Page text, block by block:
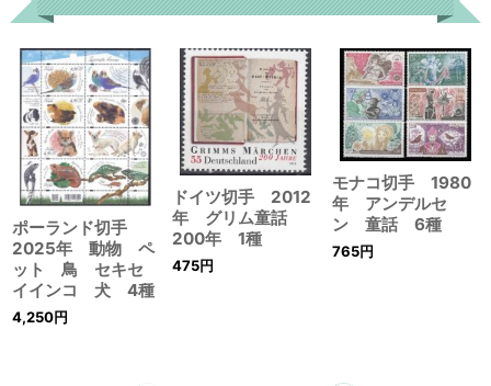
ポーランド切手
2025年 動物 ペ
ット 鳥 セキセ
イインコ 犬 4種
4,250円
ドイツ切手 2012
年 グリム童話
200年 1種
475円
モナコ切手 1980
年 アンデルセ
ン 童話 6種
765円